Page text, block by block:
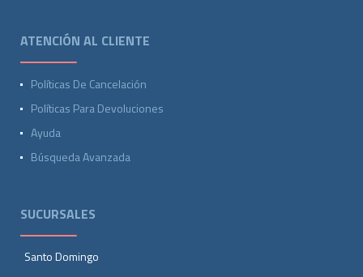
ATENCIÓN AL CLIENTE
Políticas De Cancelación
Políticas Para Devoluciones
Ayuda
Búsqueda Avanzada
SUCURSALES
Santo Domingo